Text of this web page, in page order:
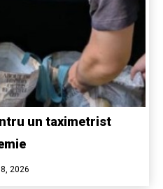
un taximetrist
2026